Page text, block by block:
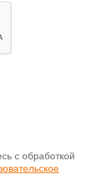
с обработкой